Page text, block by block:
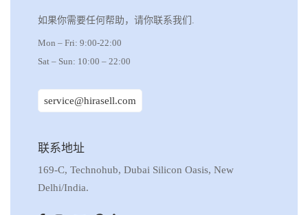
如果你需要任何帮助，请你联系我们.
Mon – Fri: 9:00-22:00
Sat – Sun: 10:00 – 22:00
service@hirasell.com
联系地址
169-C, Technohub, Dubai Silicon Oasis, New
Delhi/India.